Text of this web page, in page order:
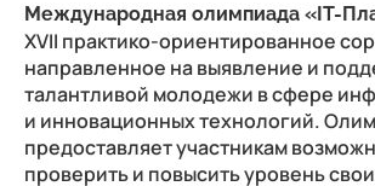
Международная олимпиада «IT-
XVII практико-ориентированное
направленное на выявление и
талантливой молодежи в сфере
и инновационных технологий.
предоставляет участникам
проверить и повысить уровень